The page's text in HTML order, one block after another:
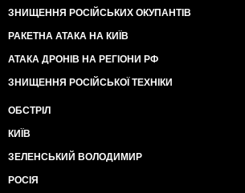
ЗНИЩЕННЯ РОСІЙСЬКИХ ОКУПАНТІВ
РАКЕТНА АТАКА НА КИЇВ
АТАКА ДРОНІВ НА РЕГІОНИ РФ
ЗНИЩЕННЯ РОСІЙСЬКОЇ ТЕХНІКИ
ОБСТРІЛ
КИЇВ
ЗЕЛЕНСЬКИЙ ВОЛОДИМИР
РОСІЯ